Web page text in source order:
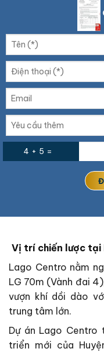
4 + 5 =
Vị trí chiến lược tại
Lago Centro nằm
LG 70m (Vành đai
vượn khí dồi dào
trung tâm lớn.
Dự án Lago
triển mới của